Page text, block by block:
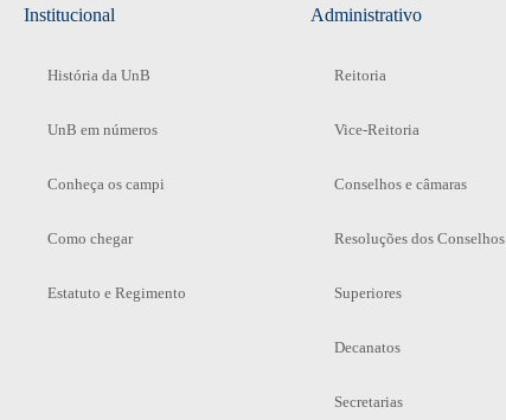
Institucional
História da UnB
UnB em números
Conheça os campi
Como chegar
Estatuto e Regimento
Administrativo
Reitoria
Vice-Reitoria
Conselhos e câmaras
Resoluções dos Conselhos
Superiores
Decanatos
Secretarias